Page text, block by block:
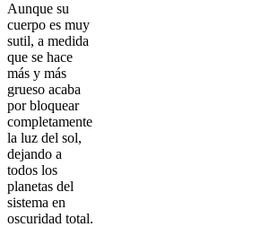
Aunque su
cuerpo es muy
sutil, a medida
que se hace
más y más
grueso acaba
por bloquear
completamente
la luz del sol,
dejando a
todos los
planetas del
sistema en
oscuridad total.